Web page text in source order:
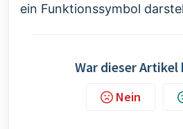
ein Funktionssymbol
War dieser
Nein